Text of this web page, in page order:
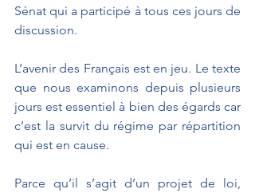
Sénat qui a participé à tous ces jours de
discussion.
L’avenir des Français est en jeu. Le texte
que nous examinons depuis plusieurs
jours est essentiel à bien des égards car
c’est la survit du régime par répartition
qui est en cause.
Parce qu’il s’agit d’un projet de loi,